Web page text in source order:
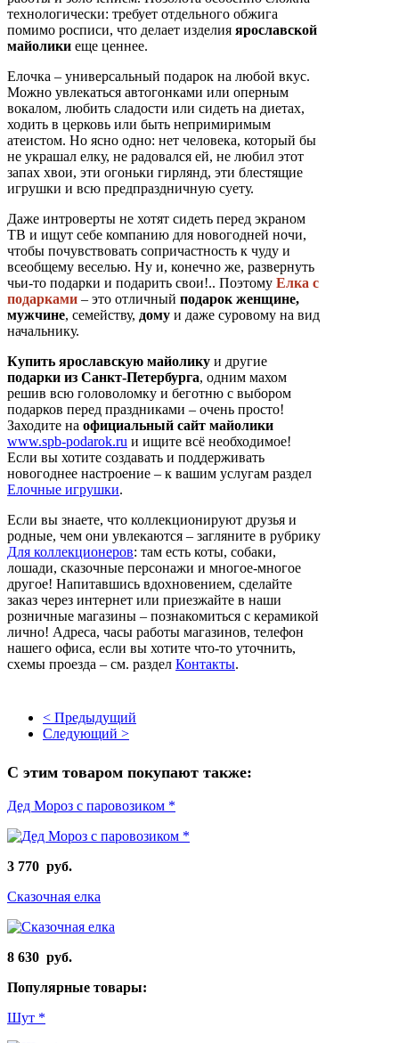
технологически: требует отдельного обжига
помимо росписи, что делает изделия ярославской
майолики еще ценнее.
Елочка – универсальный подарок на любой вкус.
Можно увлекаться автогонками или оперным
вокалом, любить сладости или сидеть на диетах,
ходить в церковь или быть непримиримым
атеистом. Но ясно одно: нет человека, который бы
не украшал елку, не радовался ей, не любил этот
запах хвои, эти огоньки гирлянд, эти блестящие
игрушки и всю предпраздничную суету.
Даже интроверты не хотят сидеть перед экраном
ТВ и ищут себе компанию для новогодней ночи,
чтобы почувствовать сопричастность к чуду и
всеобщему веселью. Ну и, конечно же, развернуть
чьи-то подарки и подарить свои!.. Поэтому Елка с
подарками – это отличный подарок женщине,
мужчине, семейству, дому и даже суровому на вид
начальнику.
Купить ярославскую майолику и другие
подарки из Санкт-Петербурга, одним махом
решив всю головоломку и беготню с выбором
подарков перед праздниками – очень просто!
Заходите на официальный сайт майолики
www.spb-podarok.ru и ищите всё необходимое!
Если вы хотите создавать и поддерживать
новогоднее настроение – к вашим услугам раздел
Елочные игрушки.
Если вы знаете, что коллекционируют друзья и
родные, чем они увлекаются – загляните в рубрику
Для коллекционеров: там есть коты, собаки,
лошади, сказочные персонажи и многое-многое
другое! Напитавшись вдохновением, сделайте
заказ через интернет или приезжайте в наши
розничные магазины – познакомиться с керамикой
лично! Адреса, часы работы магазинов, телефон
нашего офиса, если вы хотите что-то уточнить,
схемы проезда – см. раздел Контакты.
< Предыдущий
Следующий >
С этим товаром покупают также:
Дед Мороз с паровозиком *
3 770 руб.
Сказочная елка
8 630 руб.
Популярные товары:
Шут *